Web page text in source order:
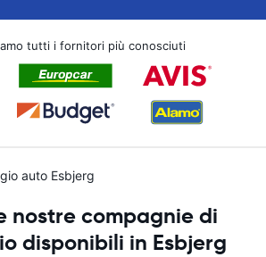
tutti i fornitori più conosciuti
auto Esbjerg
nostre compagnie di
disponibili in Esbjerg